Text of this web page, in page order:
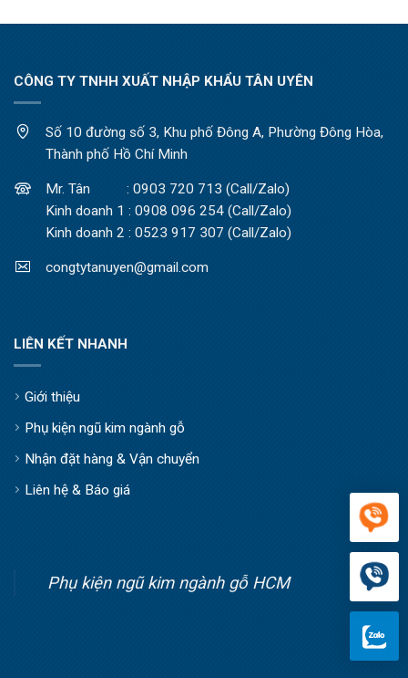
CÔNG TY TNHH XUẤT NHẬP KHẨU TÂN UYÊN
Số 10 đường số 3, Khu phố Đông A, Phường Đông Hòa,
Thành phố Hồ Chí Minh
Mr. Tân : 0903 720 713 (Call/Zalo)
Kinh doanh 1 : 0908 096 254 (Call/Zalo)
Kinh doanh 2 : 0523 917 307 (Call/Zalo)
congtytanuyen@gmail.com
LIÊN KẾT NHANH
Giới thiệu
Phụ kiện ngũ kim ngành gỗ
Nhận đặt hàng & Vận chuyển
Liên hệ & Báo giá
Phụ kiện ngũ kim ngành gỗ HCM